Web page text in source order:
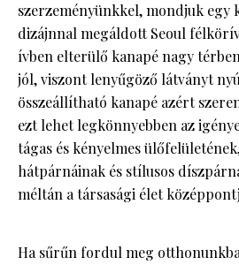
szerzeményünkkel, mondjuk egy
dizájnnal megáldott Seoul
ívben elterülő kanapé nagy
jól, viszont lenyűgöző látványt
összeállítható kanapé azért
ezt lehet legkönnyebben az
tágas és kényelmes
hátpárnáinak és stílusos
méltán a társasági élet
Ha sűrűn fordul meg